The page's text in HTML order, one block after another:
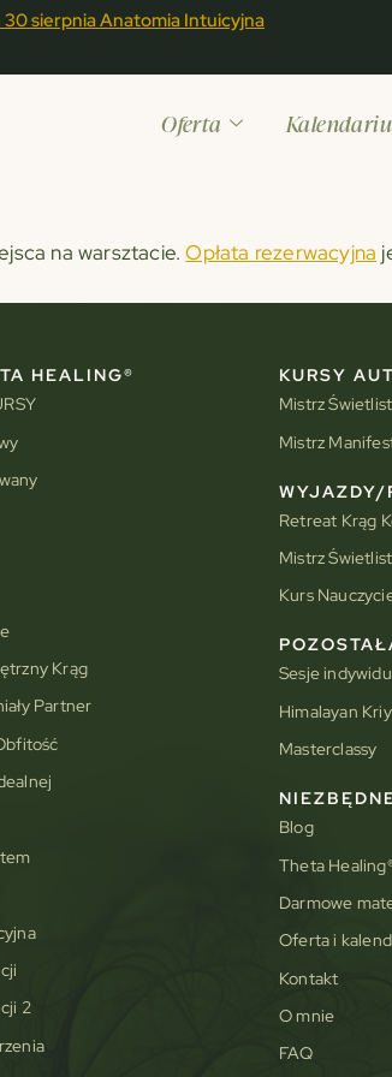
30 sierpnia Anatomia Intuicyjna
Oferta
na warsztacie.Opłata rezerwacyjna
HEALING®
Krąg
Partner
2
KURSY
Mistrz
Mistrz
WYJAZDY/
Retreat Krąg
Mistrz
Kurs
Sesje
Himalayan
Masterclassy
Blog
Theta
Darmowe
Oferta i
Kontakt
O mnie
FAQ